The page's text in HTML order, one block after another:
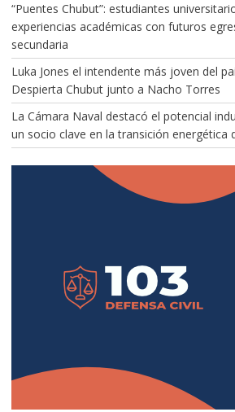
“Puentes Chubut”: estudiantes
experiencias académicas con futuros
secundaria
Luka Jones el intendente más joven del
Despierta Chubut junto a Nacho Torres
La Cámara Naval destacó el potencial
un socio clave en la transición energética